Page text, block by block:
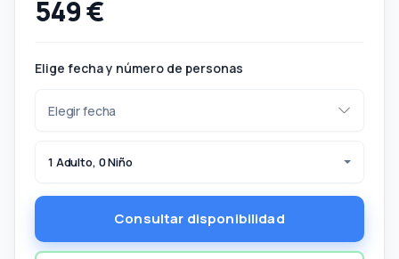
549 €
Elige fecha y número de personas
1 Adulto, 0 Niño
Consultar disponibilidad